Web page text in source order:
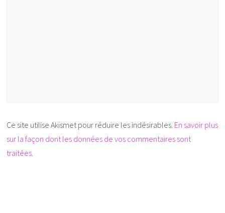
Ce site utilise Akismet pour réduire les indésirables. En savoir plus
sur la façon dont les données de vos commentaires sont
traitées.